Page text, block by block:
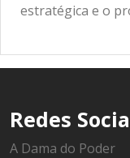
estratégica e o
Redes
A Dama do Poder